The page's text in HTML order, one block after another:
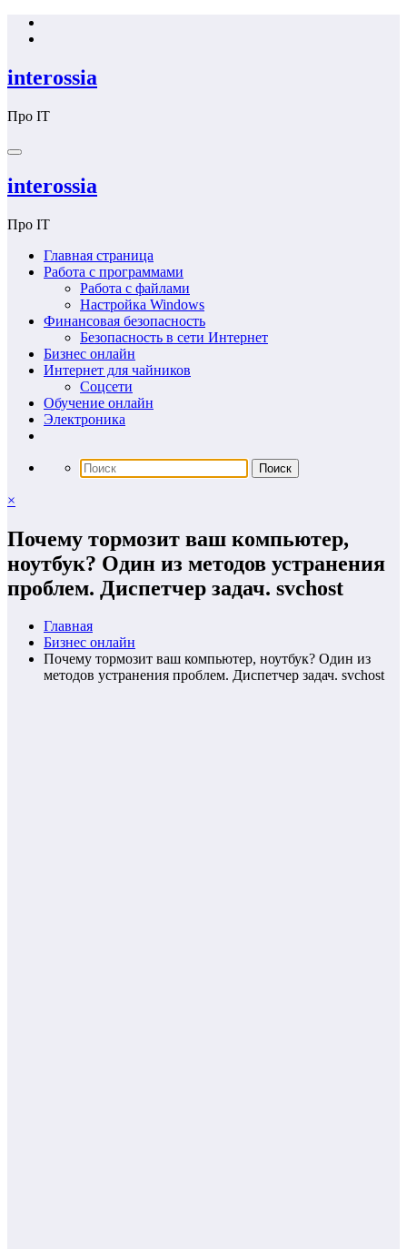
Перейти
interossia
Про IT
interossia
Про IT
Главная страница
Работа с программами
Работа с файлами
Настройка Windows
Финансовая безопасность
Безопасность в сети Интернет
Бизнес онлайн
Интернет для чайников
Соцсети
Обучение онлайн
Электроника
×
Почему тормозит ваш компьютер,
ноутбук? Один из методов устранения
проблем. Диспетчер задач. svchost
Главная
Бизнес онлайн
Почему тормозит ваш компьютер, ноутбук? Один из
методов устранения проблем. Диспетчер задач. svchost